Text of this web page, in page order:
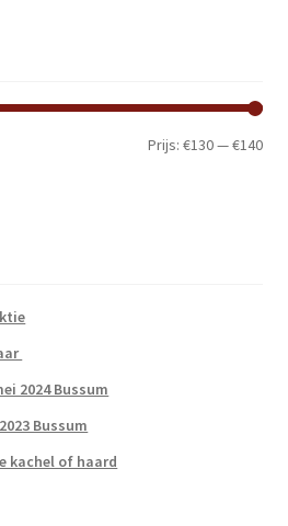
Min.
Prijs:€130—€140
2024 Bussum
Bussum
kachel of haard